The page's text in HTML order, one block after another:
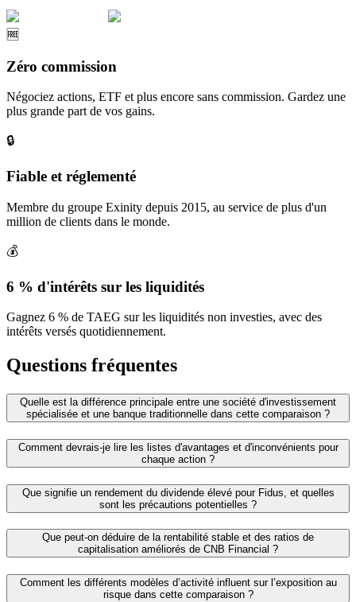
🆓
Zéro commission
Négociez actions, ETF et plus encore sans commission. Gardez une
plus grande part de vos gains.
🔒
Fiable et réglementé
Membre du groupe Exinity depuis 2015, au service de plus d'un
million de clients dans le monde.
💰
6 % d'intérêts sur les liquidités
Gagnez 6 % de TAEG sur les liquidités non investies, avec des
intérêts versés quotidiennement.
Questions fréquentes
Quelle est la différence principale entre une société d'investissement
spécialisée et une banque traditionnelle dans cette comparaison ?
Comment devrais-je lire les listes d'avantages et d'inconvénients pour
chaque action ?
Que signifie un rendement du dividende élevé pour Fidus, et quelles
sont les précautions potentielles ?
Que peut‑on déduire de la rentabilité stable et des ratios de
capitalisation améliorés de CNB Financial ?
Comment les différents modèles d’activité influent sur l’exposition au
risque dans cette comparaison ?